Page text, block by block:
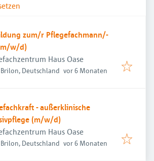
zum/r Pflegefachmann/-
w/d)
Haus Oase
Brilon, Deutschland Veröffentlicht:
vor 6 Monaten
- außerklinische
(m/w/d)
Haus Oase
Brilon, Deutschland Veröffentlicht:
vor 6 Monaten